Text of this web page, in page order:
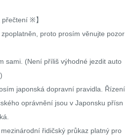
※】
proto prosím věnujte pozor
sami. (Není příliš výhodné jezdit auto
japonská dopravní pravidla. Řízení
oprávnění jsou v Japonsku přísn
řidičský průkaz platný pro